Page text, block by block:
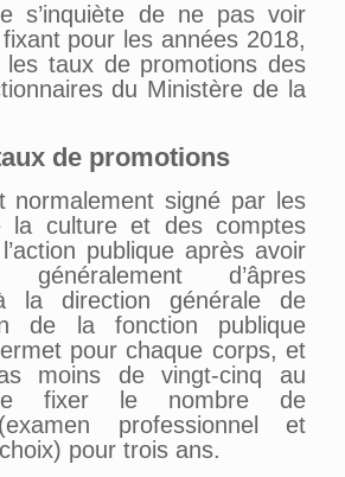
s’inquiète de ne pas voir
fixant pour les années 2018,
taux de promotions des
du Ministère de la
de promotions
normalement signé par les
la culture et des comptes
publique après avoir
d’âpres
la direction générale de
de la fonction publique
pour chaque corps, et
moins de vingt-cinq au
fixer le nombre de
professionnel et
pour trois ans.